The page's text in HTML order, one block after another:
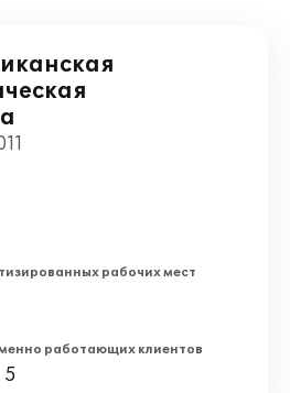
рабочих мест
работающих клиентов
5